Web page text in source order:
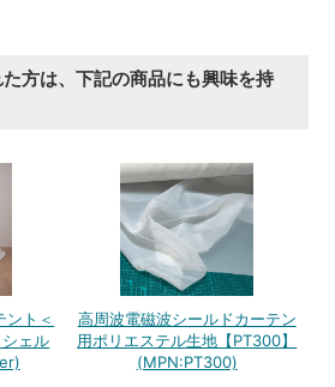
方は、下記の商品にも興味を持
ント＜
ェル
高周波電磁波シールドカーテン
用ポリエステル生地【PT300】
(MPN:PT300)